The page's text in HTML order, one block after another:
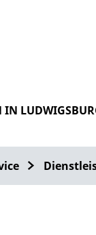
IN